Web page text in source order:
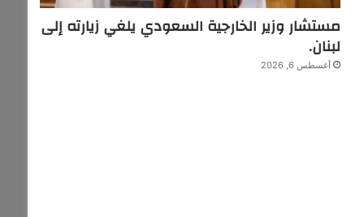
مستشار وزير الخارجية السعودي يلغي زيارته إلى
لبنان.
أغسطس 6, 2026